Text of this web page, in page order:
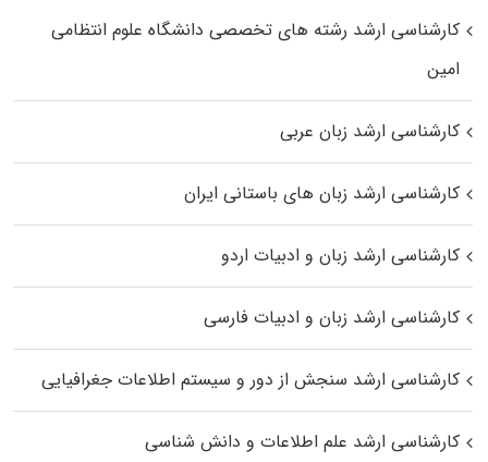
کارشناسی ارشد رﺷﺘﻪ ﻫﺎی تخصصی داﻧﺸﮕﺎه ﻋﻠﻮم انتظامی
اﻣﻴﻦ
کارشناسی ارشد زبان عربی
کارشناسی ارشد زبان‌ های باستانی ایران
کارشناسی ارشد زبان و ادبیات اردو
کارشناسی ارشد زبان و ادبیات فارسی
کارشناسی ارشد سنجش از دور و سیستم اطلاعات جغرافیایی
کارشناسی ارشد علم اطلاعات و دانش شناسی